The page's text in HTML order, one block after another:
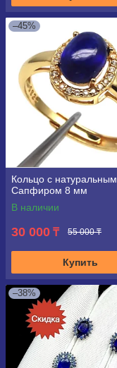
–45%
Кольцо с натуральным
Сапфиром 8 мм
В наличии
30 000 ₸ 55 000 ₸
Купить
–38%